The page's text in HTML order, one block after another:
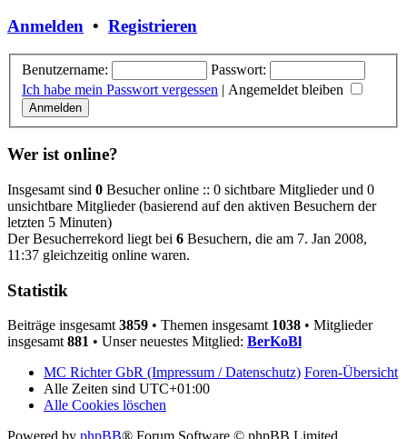
Anmelden • Registrieren
Benutzername:
Passwort:
Ich habe mein Passwort vergessen | Angemeldet bleiben
Wer ist online?
Insgesamt sind 0 Besucher online :: 0 sichtbare Mitglieder und 0
unsichtbare Mitglieder (basierend auf den aktiven Besuchern der
letzten 5 Minuten)
Der Besucherrekord liegt bei 6 Besuchern, die am 7. Jan 2008,
11:37 gleichzeitig online waren.
Statistik
Beiträge insgesamt 3859 • Themen insgesamt 1038 • Mitglieder
insgesamt 881 • Unser neuestes Mitglied: BerKoBl
MC Richter GbR (Impressum / Datenschutz) Foren-Übersicht
Alle Zeiten sind UTC+01:00
Alle Cookies löschen